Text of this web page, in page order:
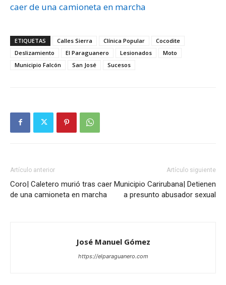
caer de una camioneta en marcha
ETIQUETAS Calles Sierra Clínica Popular
Cocodite
Deslizamiento
El Paraguanero Lesionados
Moto
Municipio Falcón
San José Sucesos
Artículo anterior
Coro| Caletero murió tras caer
de una camioneta en marcha
Artículo siguiente
Municipio Carirubana| Detienen
a presunto abusador sexual
José Manuel Gómez
https://elparaguanero.com